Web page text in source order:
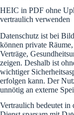
HEIC in PDF ohne
vertraulich verwenden
Datenschutz ist bei
können private
Verträge,
zeigen. Deshalb ist
wichtiger
erfolgen kann. Der
unnötig an externe
Vertraulich bedeutet in